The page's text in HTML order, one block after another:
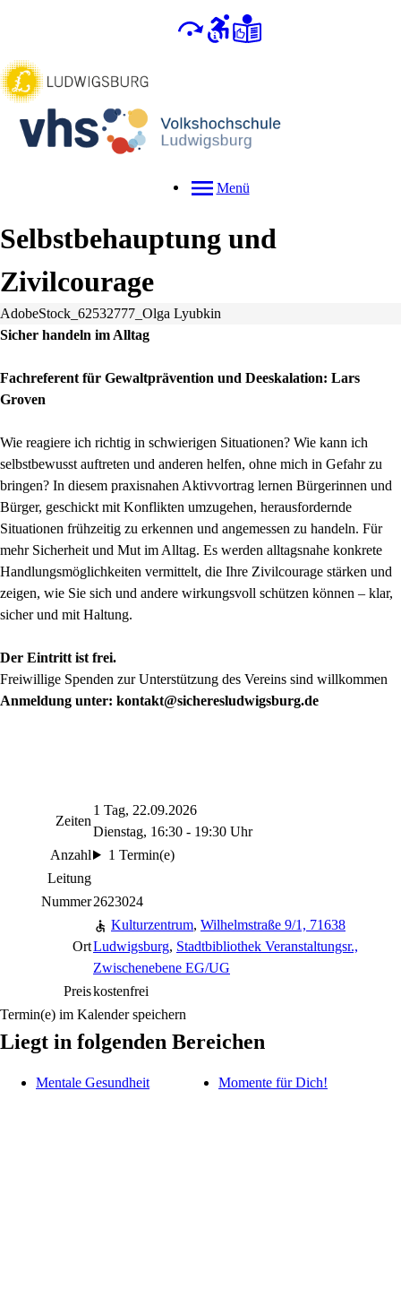
Menü
Selbstbehauptung und
Zivilcourage
AdobeStock_62532777_Olga Lyubkin
Sicher handeln im Alltag
Fachreferent für Gewaltprävention und Deeskalation: Lars
Groven
Wie reagiere ich richtig in schwierigen Situationen? Wie kann ich
selbstbewusst auftreten und anderen helfen, ohne mich in Gefahr zu
bringen? In diesem praxisnahen Aktivvortrag lernen Bürgerinnen und
Bürger, geschickt mit Konflikten umzugehen, herausfordernde
Situationen frühzeitig zu erkennen und angemessen zu handeln. Für
mehr Sicherheit und Mut im Alltag. Es werden alltagsnahe konkrete
Handlungsmöglichkeiten vermittelt, die Ihre Zivilcourage stärken und
zeigen, wie Sie sich und andere wirkungsvoll schützen können – klar,
sicher und mit Haltung.
Der Eintritt ist frei.
Freiwillige Spenden zur Unterstützung des Vereins sind willkommen
Anmeldung unter: kontakt@sicheresludwigsburg.de
Zeiten
1 Tag, 22.09.2026
Dienstag, 16:30 - 19:30 Uhr
Anzahl
1 Termin(e)
Leitung
Nummer2623024
Ort
Kulturzentrum, Wilhelmstraße 9/1, 71638
Ludwigsburg, Stadtbibliothek Veranstaltungsr.,
Zwischenebene EG/UG
Preiskostenfrei
Termin(e) im Kalender speichern
Liegt in folgenden Bereichen
Mentale Gesundheit Momente für Dich!